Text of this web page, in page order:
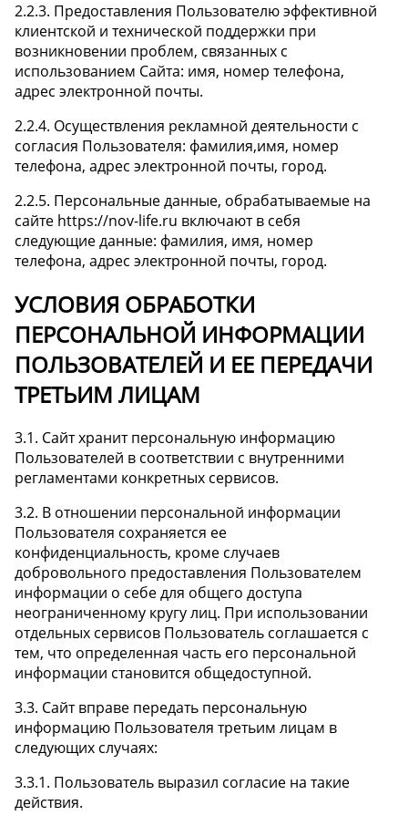
2.2.3. Предоставления Пользователю эффективной
клиентской и технической поддержки при
возникновении проблем, связанных с
использованием Сайта: имя, номер телефона,
адрес электронной почты.
2.2.4. Осуществления рекламной деятельности с
согласия Пользователя: фамилия,имя, номер
телефона, адрес электронной почты, город.
2.2.5. Персональные данные, обрабатываемые на
сайте https://nov-life.ru включают в себя
следующие данные: фамилия, имя, номер
телефона, адрес электронной почты, город.
УСЛОВИЯ ОБРАБОТКИ
ПЕРСОНАЛЬНОЙ ИНФОРМАЦИИ
ПОЛЬЗОВАТЕЛЕЙ И ЕЕ ПЕРЕДАЧИ
ТРЕТЬИМ ЛИЦАМ
3.1. Сайт хранит персональную информацию
Пользователей в соответствии с внутренними
регламентами конкретных сервисов.
3.2. В отношении персональной информации
Пользователя сохраняется ее
конфиденциальность, кроме случаев
добровольного предоставления Пользователем
информации о себе для общего доступа
неограниченному кругу лиц. При использовании
отдельных сервисов Пользователь соглашается с
тем, что определенная часть его персональной
информации становится общедоступной.
3.3. Сайт вправе передать персональную
информацию Пользователя третьим лицам в
следующих случаях:
3.3.1. Пользователь выразил согласие на такие
действия.